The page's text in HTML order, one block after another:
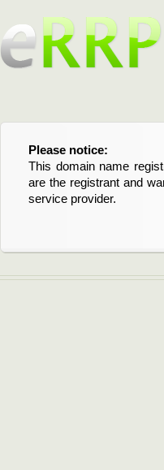
Please notice:
This domain name
are the registrant and
service provider.
Bitte beachten Sie:
Diese
Domain stehen an.
verlängern möchten,